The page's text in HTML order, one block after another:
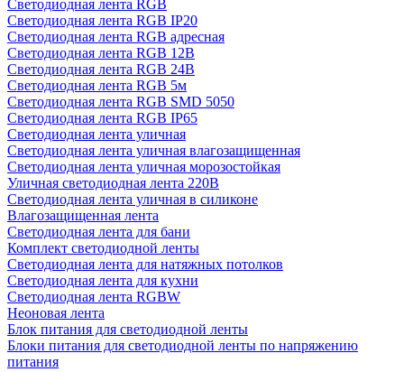
Светодиодная лента RGB
Светодиодная лента RGB IP20
Светодиодная лента RGB адресная
Светодиодная лента RGB 12В
Светодиодная лента RGB 24В
Светодиодная лента RGB 5м
Светодиодная лента RGB SMD 5050
Светодиодная лента RGB IP65
Светодиодная лента уличная
Светодиодная лента уличная влагозащищенная
Светодиодная лента уличная морозостойкая
Уличная светодиодная лента 220В
Светодиодная лента уличная в силиконе
Влагозащищенная лента
Светодиодная лента для бани
Комплект светодиодной ленты
Светодиодная лента для натяжных потолков
Светодиодная лента для кухни
Светодиодная лента RGBW
Неоновая лента
Блок питания для светодиодной ленты
Блоки питания для светодиодной ленты по напряжению
питания